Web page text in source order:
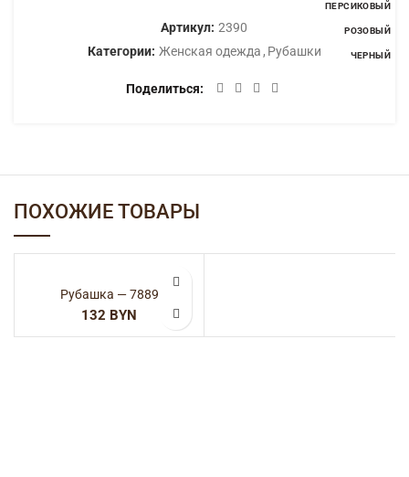
ПЕРСИКОВЫЙ
РОЗОВЫЙ
ЧЕРНЫЙ
Артикул: 2390
Категории: Женская одежда , Рубашки
Поделиться
ПОХОЖИЕ ТОВАРЫ
Рубашка — 7889
BYN